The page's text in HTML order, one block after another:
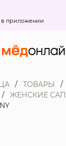
в приложении
ТОВАРЫ
ЖЕНСКИЕ